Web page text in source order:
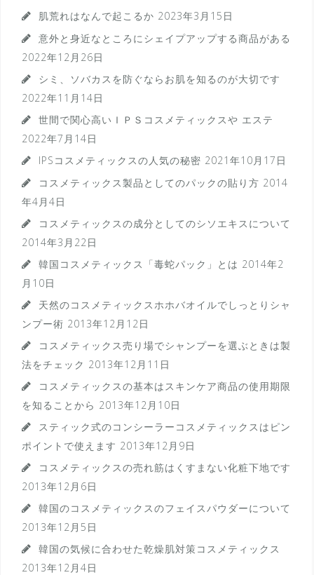
肌荒れはなんで起こるか 2023年3月15日
意外と身近なところにシェイプアップする商品がある
2022年12月26日
シミ、ソバカスを防ぐならお肌を知るのが大切です
2022年11月14日
世間で関心高いＩＰＳコスメティックスや エステ
2022年7月14日
IPSコスメティックスの人気の秘密 2021年10月17日
コスメティックス製品としてのパックの貼り方 2014
年4月4日
コスメティックスの成分としてのシソエキスについて
2014年3月22日
韓国コスメティックス「毒蛇パック」とは 2014年2
月10日
天然のコスメティックスホホバオイルでしっとりシャ
ンプー術 2013年12月12日
コスメティックス売り場でシャンプーを選ぶときは製
法をチェック 2013年12月11日
コスメティックスの基本はスキンケア商品の使用期限
を知ることから 2013年12月10日
スティック式のコンシーラーコスメティックスはピン
ポイントで使えます 2013年12月9日
コスメティックスの売れ筋はくすまない化粧下地です
2013年12月6日
韓国のコスメティックスのフェイスパウダーについて
2013年12月5日
韓国の気候に合わせた乾燥肌対策コスメティックス
2013年12月4日